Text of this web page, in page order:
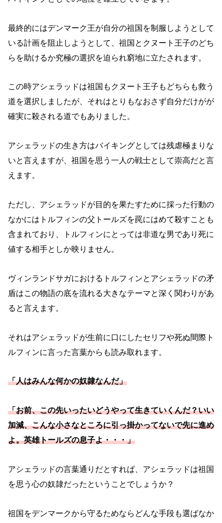
最終的にはデンマーク王が自分の祖国を制服しようとして
いる計画を阻止しようとして、祖国とクヌート王子のどち
らを助けるか究極の選択を迫られ窮地に立たされます。
この時アシェラッドは祖国もクヌート王子もどちらも救う
道を選択しましたが、それはとりもなおさず自分だけがが
確実に殺される道でもありました。
アシェラッドの生き方はバイキングとしては残虐極まりな
いと言えますが、祖国を思う一人の戦士として崇高だと言
えます。
ただし、アシェラッドが目的を果たすために採った行動の
なかにはトルフィンの父トールズを罠にはめて殺すことも
含まれており、トルフィンにとっては非道な男であり死に
値する相手としか映りません。
ヴィンランドサガにおけるトルフィンとアシェラッドの矛
盾はこの物語の底を流れる大きなテーマと深く関わりがあ
ると言えます。
それはアシェラッドが生前に口にしたセリフや死ぬ間際ト
ルフィンに言った言葉からも読み取れます。
「人はみんな何かの奴隷なんだ」
「お前、この先いったいどうやって生きていくんだ？いい
加減、こんな小さなところに引っ掛かってないで先に進め
よ。英雄トールズの息子よ・・・」
アシェラッドの言葉通りだとすれば、アシェラッドは祖国
を思う心の奴隷だったということでしょうか？
祖国をデンマークから守るためならどんな手段も選ばなか